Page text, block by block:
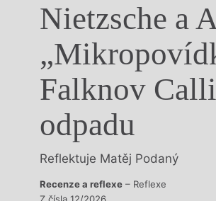
Nietzsche a
Falknov
odpadu
Reflektuje Matěj Podaný
Recenze a reflexe – Reflexe